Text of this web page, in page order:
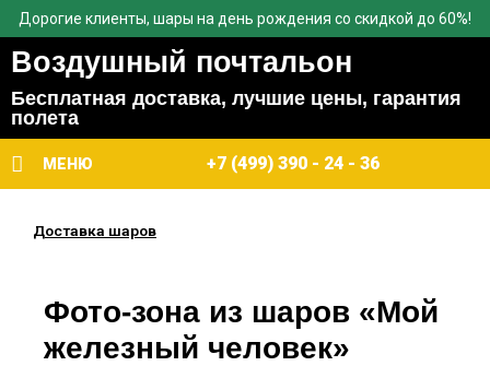
Дорогие клиенты, шары на день рождения со скидкой до 60%!
Воздушный почтальон
Бесплатная доставка, лучшие цены, гарантия
полета
МЕНЮ +7 (499) 390 - 24 - 36
Доставка шаров
Фото-зона из шаров «Мой
железный человек»